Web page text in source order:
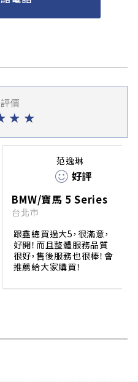
價
★ ★
范逸琳
好評
BMW/寶馬 5 Series
台北市
跟鑫總買過大5，很滿意，
好開！而且整體服務品質
很好，售後服務也很棒！會
推薦給大家購買！